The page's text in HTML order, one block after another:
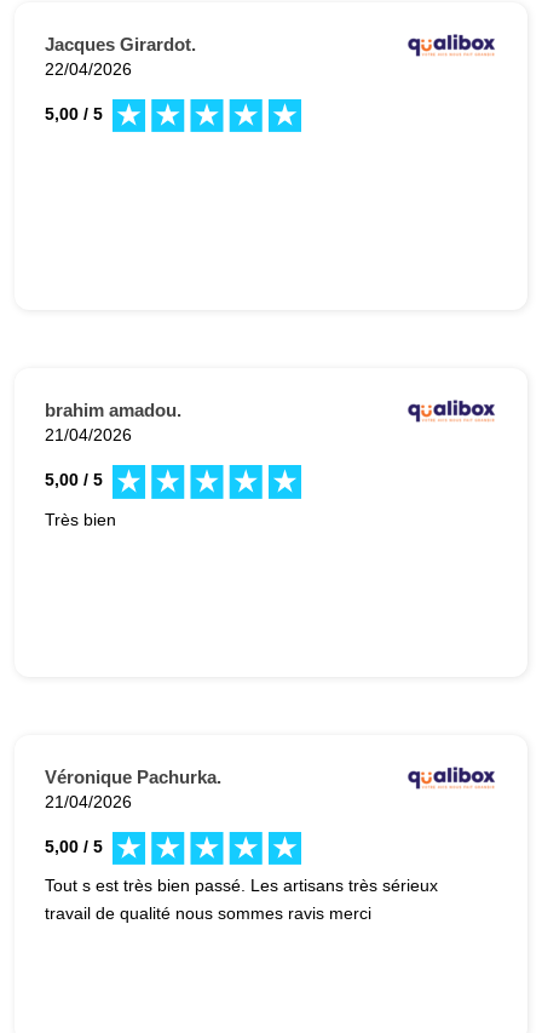
Jacques Girardot.
22/04/2026
5,00 / 5
brahim amadou.
21/04/2026
5,00 / 5
Très bien
Véronique Pachurka.
21/04/2026
5,00 / 5
Tout s est très bien passé. Les artisans très sérieux
travail de qualité nous sommes ravis merci